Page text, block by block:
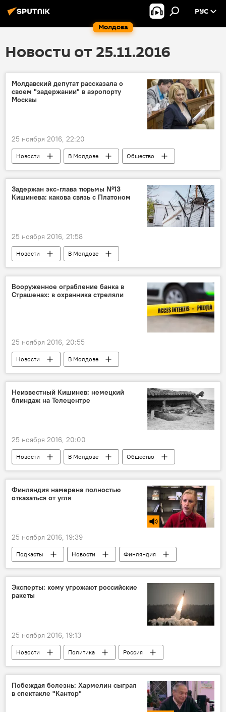
Молдова
РУС
Новости от 25.11.2016
Молдавский депутат рассказала о
своем "задержании" в аэропорту
Москвы
25 ноября 2016, 22:20
Новости В Молдове
Общество
Республика Молдова
задержание
опровержение
Виолетта Иванова
Задержан экс-глава тюрьмы №13
Кишинева: какова связь с Платоном
25 ноября 2016, 21:58
Новости
В Молдове
Происшествия
Кишинев
Республика Молдова
пенитенциар №13
телефон
Вооруженное ограбление банка в
Страшенах: в охранника стреляли
25 ноября 2016, 20:55
Новости
В Молдове
Происшествия
Кишинев
ограбление
Неизвестный Кишинев: немецкий
блиндаж на Телецентре
25 ноября 2016, 20:00
Новости В Молдове
Общество
Кишинев
Институт электроники и нанотехнологий Академии наук Молдовы
Великая Отечественная война
Новости Кишинева
Финляндия намерена полностью
отказаться от угля
25 ноября 2016, 19:39
Подкасты Новости
Финляндия
отказ
уголь
Эксперты: кому угрожают российские
ракеты
25 ноября 2016, 19:13
Новости Политика
Россия
В мире
Россия
США
НАТО
ракетные системы
Дональд Трамп
Побеждая болезнь: Хармелин сыграл
в спектакле "Кантор"